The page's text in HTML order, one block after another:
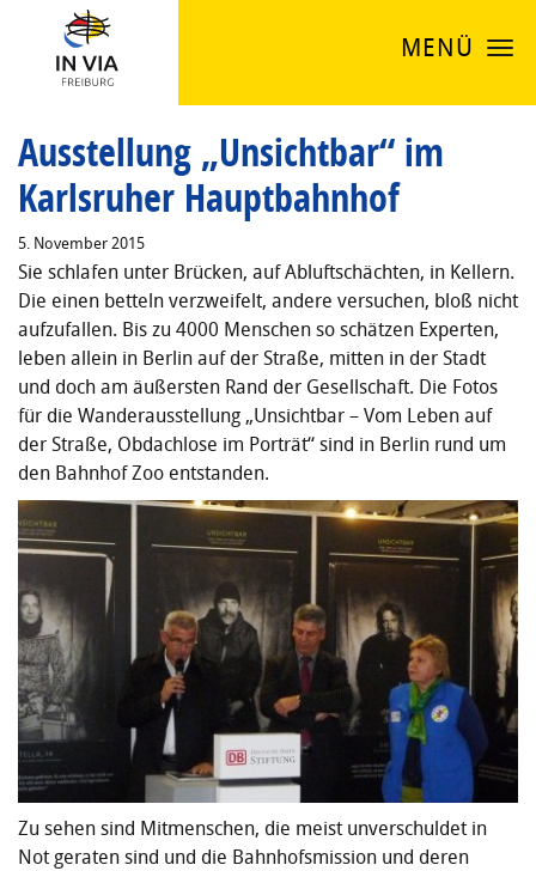
MENÜ
Ausstellung „Unsichtbar“ im
Karlsruher Hauptbahnhof
5. November 2015
Sie schlafen unter Brücken, auf Abluftschächten, in Kellern.
Die einen betteln verzweifelt, andere versuchen, bloß nicht
aufzufallen. Bis zu 4000 Menschen so schätzen Experten,
leben allein in Berlin auf der Straße, mitten in der Stadt
und doch am äußersten Rand der Gesellschaft. Die Fotos
für die Wanderausstellung „Unsichtbar – Vom Leben auf
der Straße, Obdachlose im Porträt“ sind in Berlin rund um
den Bahnhof Zoo entstanden.
Zu sehen sind Mitmenschen, die meist unverschuldet in
Not geraten sind und die Bahnhofsmission und deren